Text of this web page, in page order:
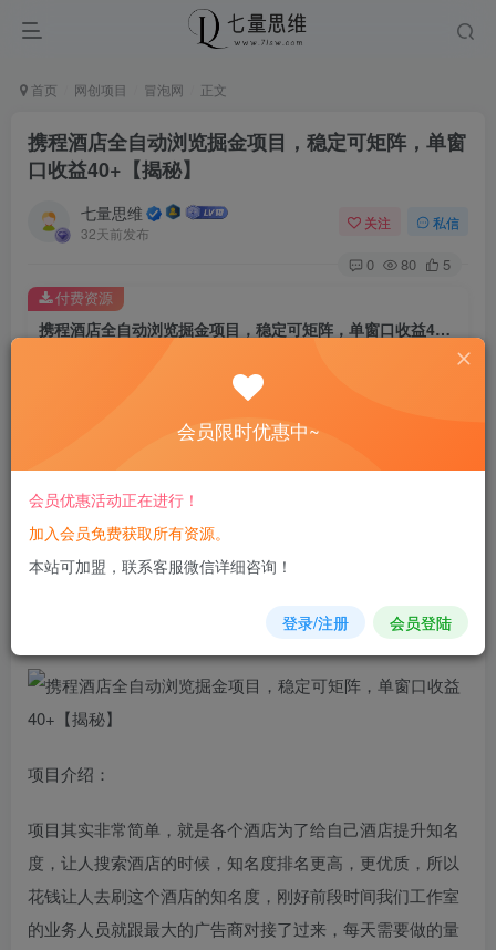
首页 网创项目 冒泡网 正文
携程酒店全自动浏览掘金项目，稳定可矩阵，单窗
口收益40+【揭秘】
七量思维
32天前发布
关注 私信
0 80 5
携程酒店全自动浏览掘金项目，稳定可矩阵，单窗口收益40+【揭秘】
8.8
免费
您当前未登录！建议登陆后购买，可保存购买订单
付费资源
项目介绍：
项目其实非常简单，就是各个酒店为了给自己酒店提升知名
度，让人搜索酒店的时候，知名度排名更高，更优质，所以
花钱让人去刷这个酒店的知名度，刚好前段时间我们工作室
的业务人员就跟最大的广告商对接了过来，每天需要做的量
会员限时优惠中~
会员优惠活动正在进行！
加入会员免费获取所有资源。
本站可加盟，联系客服微信详细咨询！
登录/注册 会员登陆